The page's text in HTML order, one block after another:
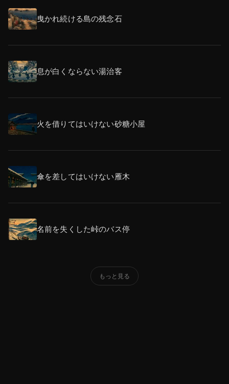
曳かれ続ける島の残念石
息が白くならない湯治客
火を借りてはいけない砂糖小屋
傘を差してはいけない雁木
名前を失くした峠のバス停
もっと見る